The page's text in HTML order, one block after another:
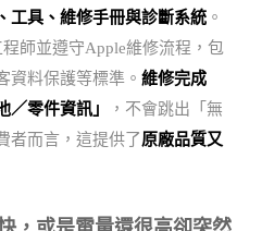
工具、維修手冊與診斷系統 。
師並遵守Apple維修流程，包
資料保護等標準。維修完成
／零件資訊」
，不會跳出「無
者而言，這提供了原廠品質又